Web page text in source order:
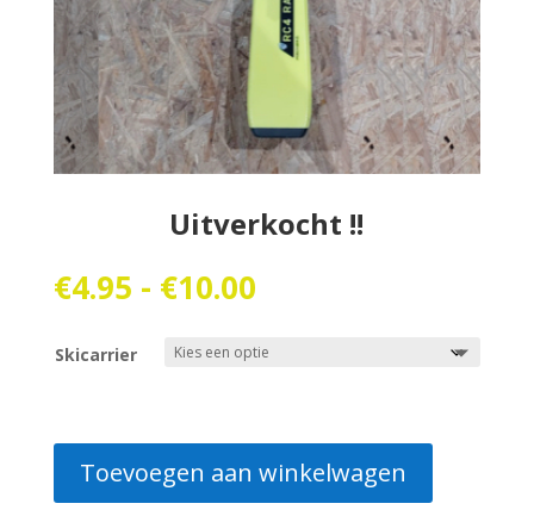
Uitverkocht !!
€4.95 - €10.00Prijsklasse:
tot
€10.00
Skicarrier
Toevoegen aan winkelwagen